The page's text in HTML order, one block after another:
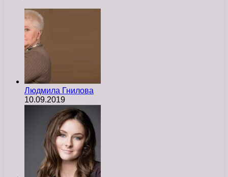
Людмила Гнилова
10.09.2019